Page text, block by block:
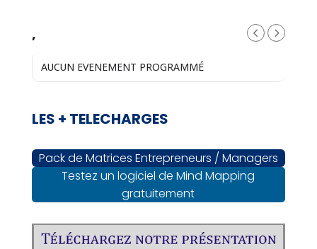
,
AUCUN EVENEMENT PROGRAMMÉ
LES + TELECHARGES
Pack de Matrices Entrepreneurs / Managers
Testez un logiciel de Mind Mapping
gratuitement